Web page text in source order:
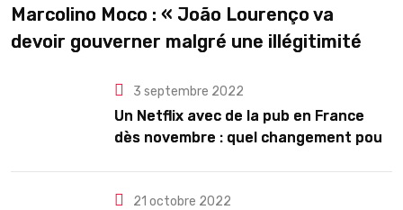
Marcolino Moco : « João Lourenço va
devoir gouverner malgré une illégitimité
3 septembre 2022
Un Netflix avec de la pub en France
dès novembre : quel changement pour
21 octobre 2022